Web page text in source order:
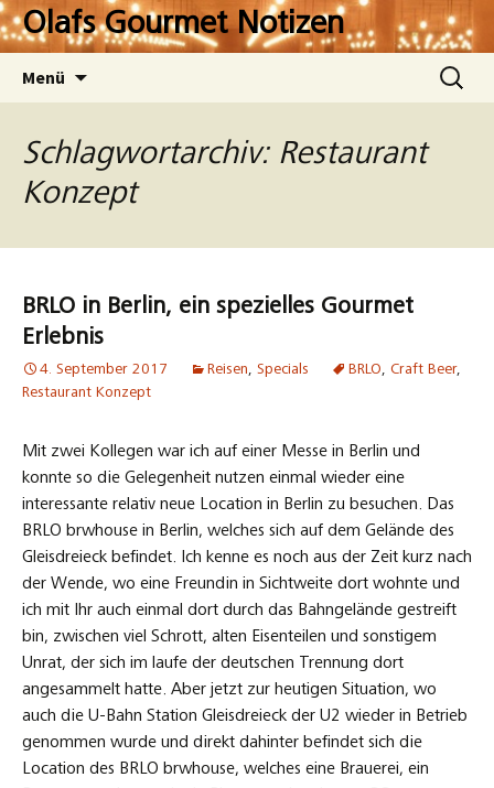
Zum
InhaltOlafs Gourmet Notizen
Menü
Suchen
nach:
Schlagwortarchiv: Restaurant
Konzept
BRLO in Berlin, ein spezielles Gourmet
Erlebnis
4. September 2017 Reisen, Specials BRLO, Craft Beer,
Restaurant Konzept
Mit zwei Kollegen war ich auf einer Messe in Berlin und
konnte so die Gelegenheit nutzen einmal wieder eine
interessante relativ neue Location in Berlin zu besuchen. Das
BRLO brwhouse in Berlin, welches sich auf dem Gelände des
Gleisdreieck befindet. Ich kenne es noch aus der Zeit kurz nach
der Wende, wo eine Freundin in Sichtweite dort wohnte und
ich mit Ihr auch einmal dort durch das Bahngelände gestreift
bin, zwischen viel Schrott, alten Eisenteilen und sonstigem
Unrat, der sich im laufe der deutschen Trennung dort
angesammelt hatte. Aber jetzt zur heutigen Situation, wo
auch die U-Bahn Station Gleisdreieck der U2 wieder in Betrieb
genommen wurde und direkt dahinter befindet sich die
Location des BRLO brwhouse, welches eine Brauerei, ein